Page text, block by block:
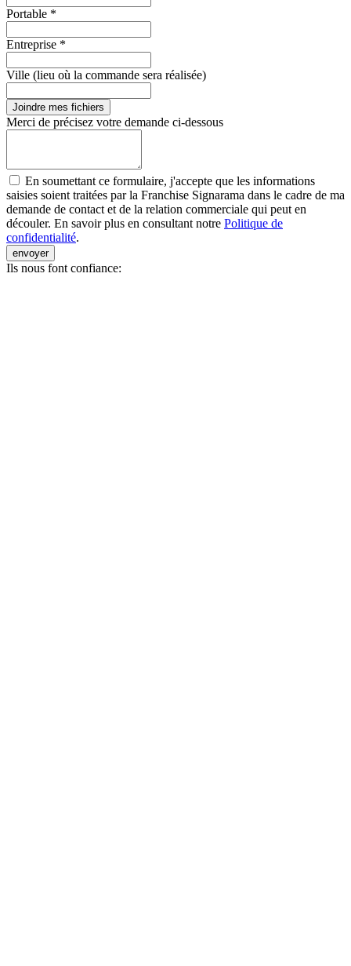
Portable *
Entreprise *
Ville (lieu où la commande sera réalisée)
Joindre mes fichiers
Merci de précisez votre demande ci-dessous
En soumettant ce formulaire, j'accepte que les informations
saisies soient traitées par la Franchise Signarama dans le cadre de ma
demande de contact et de la relation commerciale qui peut en
découler. En savoir plus en consultant notre Politique de
confidentialité.
envoyer
Ils nous font confiance: